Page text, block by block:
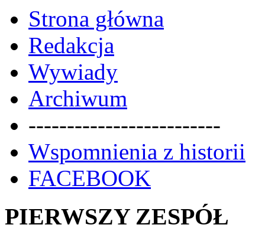
Strona główna
Redakcja
Wywiady
Archiwum
-------------------------
Wspomnienia z historii
FACEBOOK
PIERWSZY ZESPÓŁ